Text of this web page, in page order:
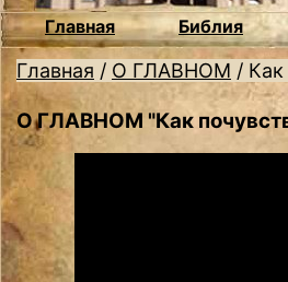
Главная Библия
Главная / О ГЛАВНОМ / Как
О ГЛАВНОМ "Как